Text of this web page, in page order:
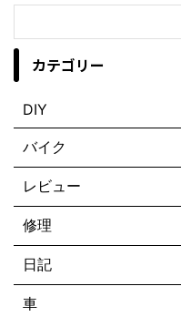
カテゴリー
DIY
バイク
レビュー
修理
日記
車